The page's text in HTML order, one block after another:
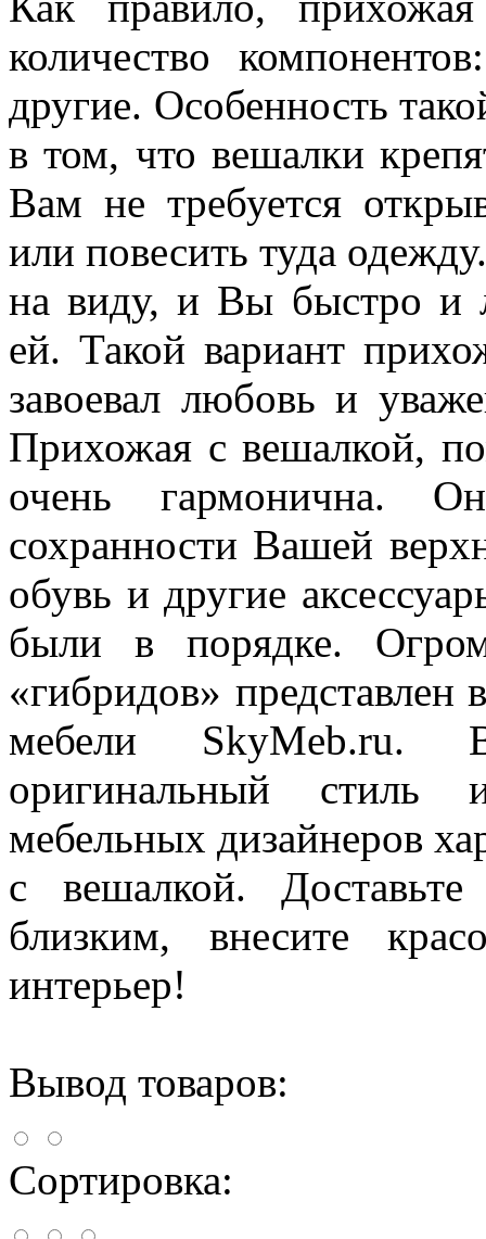
количество
другие. Особенность
в том, что вешалки
Вам не требуется
или повесить туда
на виду, и Вы быстро и
ей. Такой вариант
завоевал любовь и
Прихожая с вешалкой,
очень гармонична.
сохранности Вашей
обувь и другие
были в порядке.
«гибридов» представлен
мебели SkyMeb.ru.
оригинальный стиль
мебельных дизайнеров
с вешалкой.
близким, внесите
интерьер!
Вывод товаров:
Сортировка: